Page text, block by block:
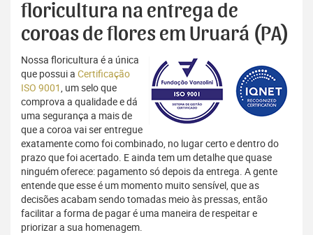
floricultura na entrega de
coroas de flores em Uruará (PA)
Nossa floricultura é a única
que possui a Certificação
ISO 9001, um selo que
comprova a qualidade e dá
uma segurança a mais de
que a coroa vai ser entregue
exatamente como foi combinado, no lugar certo e dentro do
prazo que foi acertado. E ainda tem um detalhe que quase
ninguém oferece: pagamento só depois da entrega. A gente
entende que esse é um momento muito sensível, que as
decisões acabam sendo tomadas meio às pressas, então
facilitar a forma de pagar é uma maneira de respeitar e
priorizar a sua homenagem.